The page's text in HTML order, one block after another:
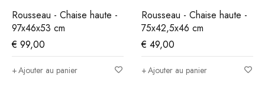
Rousseau - Chaise haute -
97x46x53 cm
€ 99,00
Ajouter au panier
Rousseau - Chaise haute -
75x42,5x46 cm
€ 49,00
Ajouter au panier